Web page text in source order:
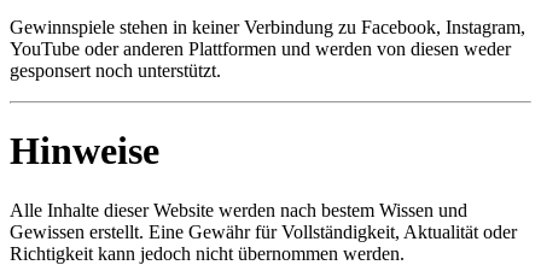
Gewinnspiele stehen in keiner Verbindung zu Facebook, Instagram,
YouTube oder anderen Plattformen und werden von diesen weder
gesponsert noch unterstützt.
Hinweise
Alle Inhalte dieser Website werden nach bestem Wissen und
Gewissen erstellt. Eine Gewähr für Vollständigkeit, Aktualität oder
Richtigkeit kann jedoch nicht übernommen werden.